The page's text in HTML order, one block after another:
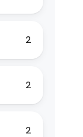
2
2
2